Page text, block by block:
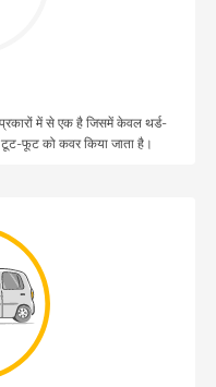
प्रकारों में से एक है जिसमें केवल थर्ड-
टूट-फूट को कवर किया जाता है।